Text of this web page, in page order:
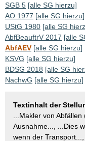
SGB 5 [alle SG hierzu]
AO 1977 [alle SG hierzu]
UStG 1980 [alle SG
AbfBeauftrV 2017 [alle
AbfAEV [alle SG hierzu]
KSVG [alle SG hierzu]
BDSG 2018 [alle SG
NachwG [alle SG hierzu]
Textinhalt der
...Makler von Abfällen
Ausnahme..., ...Dies
wenn der